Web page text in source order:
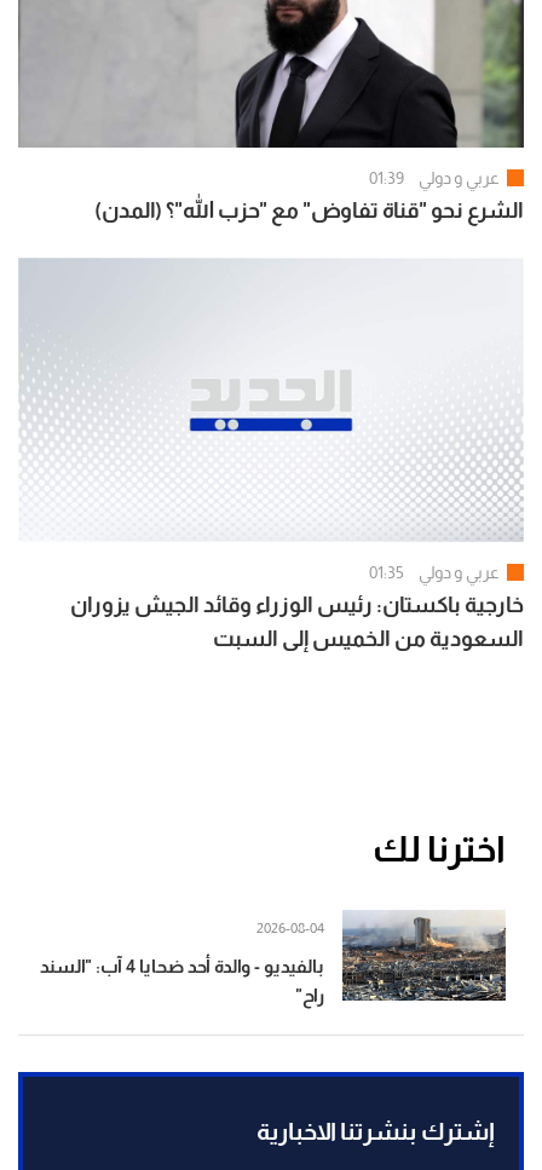
عربي و دولي 01:39
الشرع نحو "قناة تفاوض" مع "حزب الله"؟ (المدن)
عربي و دولي 01:35
خارجية باكستان: رئيس الوزراء وقائد الجيش يزوران
السعودية من الخميس إلى السبت
اخترنا لك
بالفيديو - والدة أحد ضحايا 4 آب: "السند
راح"
2026-08-04
إشترك بنشرتنا الاخبارية